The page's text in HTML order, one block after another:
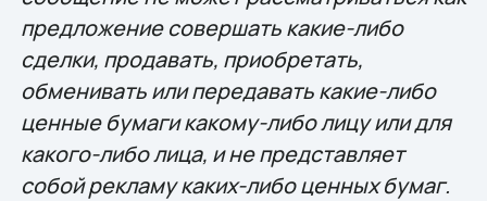
предложение совершать какие-либо
сделки, продавать, приобретать,
обменивать или передавать какие-либо
ценные бумаги какому-либо лицу или для
какого-либо лица, и не представляет
собой рекламу каких-либо ценных бумаг.